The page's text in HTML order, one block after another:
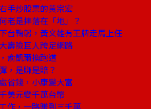
手炒股票的黃宗宏
老是摔落在「地」？
台鞠躬，黃文雄有王牌走馬上任
壽險巨人跨足網路
俞凱爾換跑道
，是賺是賠？
省錢，小康變大富
美元變千萬台幣
作，一路賺到三千萬